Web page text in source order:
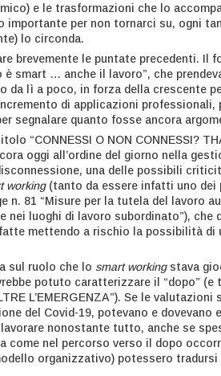
e le trasformazioni che lo
importante per non tornarci su, ogni
lo circonda.
brevemente le puntate precedenti. Il
smart … anche il lavoro”, che
da lì a poco, in forza della crescente
di applicazioni
segnalare quanto fosse ancora
“CONNESSI O NON CONNESSI?
oggi all’ordine del giorno nella
una delle possibili
working(tanto da essere infatti uno dei
n. 81 “Misure per la tutela del lavoro
nei luoghi di lavoro subordinato”),
mettendo a rischio la possibilità
sul ruolo che lo smart workingstava
potuto caratterizzare il “dopo” (e
L’EMERGENZA”). Se le
del Covid-19, potevano e
nonostante tutto, anche se
nel percorso verso il dopo
organizzativo) potessero